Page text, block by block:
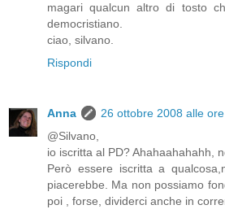
magari qualcun altro di tosto
democristiano.
ciao, silvano.
Rispondi
Anna
26 ottobre 2008 alle
@Silvano,
io iscritta al PD? Ahahaahahahh,
Però essere iscritta a
piacerebbe. Ma non possiamo
poi , forse, dividerci anche in